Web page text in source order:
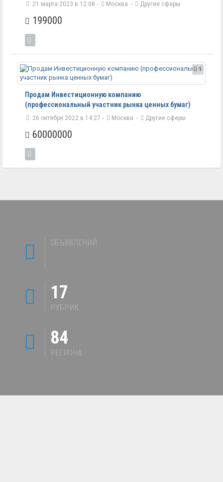
21 марта 2023 в 12:08 - Москва - Другие сферы
199000
1
Продам Инвестиционную компанию
(профессиональный участник рынка ценных бумаг)
26 октября 2022 в 14:27 - Москва - Другие сферы
60000000
ОБЪЯВЛЕНИЙ
17
РУБРИК
84
РЕГИОНА